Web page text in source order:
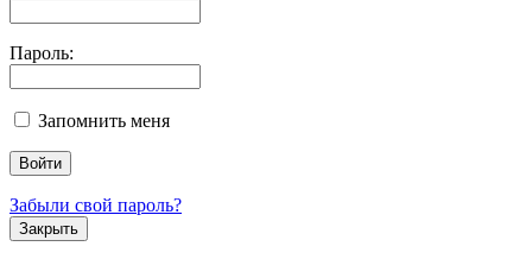
Пароль:
Запомнить меня
Забыли свой пароль?
Закрыть